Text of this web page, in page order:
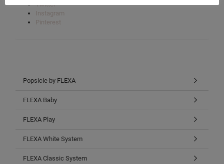
Twitter
Instagram
Pinterest
Popsicle by FLEXA
FLEXA Baby
FLEXA Play
FLEXA White System
FLEXA Classic System